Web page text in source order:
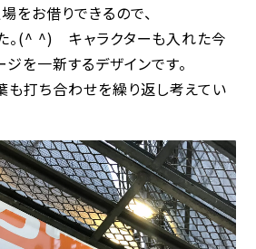
をお借りできるので、
。(^ ^) キャラクターも入れた今
ジを一新するデザインです。
も打ち合わせを繰り返し考えてい